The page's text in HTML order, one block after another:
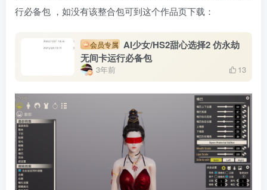
行必备包 ，如没有该整合包可到这个作品页下载：
会员专属 AI少女/HS2甜心选择2 仿永劫
无间卡运行必备包
3年前 13